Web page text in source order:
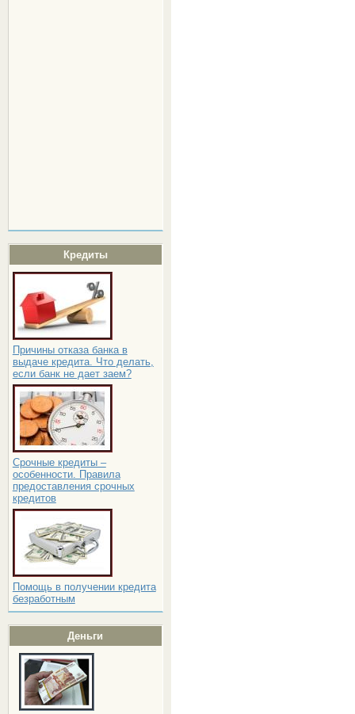
Кредиты
Причины отказа банка в
выдаче кредита. Что делать,
если банк не дает заем?
Срочные кредиты –
особенности. Правила
предоставления срочных
кредитов
Помощь в получении кредита
безработным
Деньги